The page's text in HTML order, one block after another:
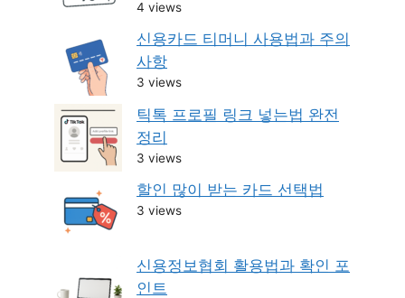
4 views
신용카드 티머니 사용법과 주의
사항
3 views
틱톡 프로필 링크 넣는법 완전
정리
3 views
할인 많이 받는 카드 선택법
3 views
신용정보협회 활용법과 확인 포
인트